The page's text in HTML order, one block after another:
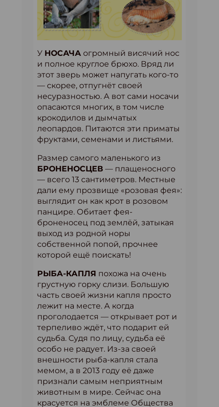
У НОСАЧА огромный висячий нос
и полное круглое брюхо. Вряд ли
этот зверь может напугать кого-то
— скорее, отпугнёт своей
несуразностью. А вот сами носачи
опасаются многих, в том числе
крокодилов и дымчатых
леопардов. Питаются эти приматы
фруктами, семенами и листьями.
Размер самого маленького из
БРОНЕНОСЦЕВ — плащеносного
— всего 13 сантиметров. Местные
дали ему прозвище «розовая фея»:
выглядит он как крот в розовом
панцире. Обитает фея-
броненосец под землёй, затыкая
выход из родной норы
собственной попой, прочнее
которой ещё поискать!
РЫБА-КАПЛЯ похожа на очень
грустную горку слизи. Большую
часть своей жизни капля просто
лежит на месте. А когда
проголодается — открывает рот и
терпеливо ждёт, что подарит ей
судьба. Судя по лицу, судьба её
особо не радует. Из-за своей
внешности рыба-капля стала
мемом, а в 2013 году её даже
признали самым неприятным
животным в мире. Сейчас она
красуется на эмблеме Общества